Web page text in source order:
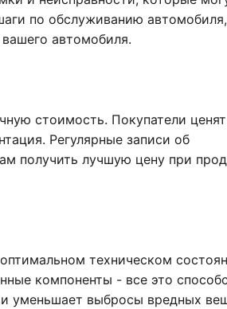
по обслуживанию
автомобиля.
стоимость. Покупатели ценят
Регулярные записи об
получить лучшую цену при
техническом
компоненты - все это
уменьшает выбросы вредных